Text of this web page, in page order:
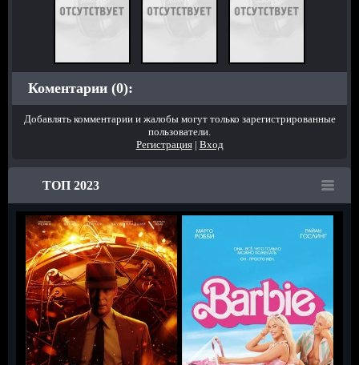
Коментарии (0):
Добавлять комментарии и жалобы могут только зарегистрированные
пользователи.
Регистрация| Вход
ТОП 2023